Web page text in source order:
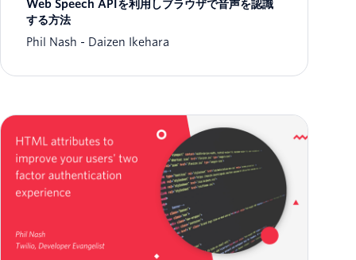
Web Speech APIを利用しブラウザで音声を認識
する方法
Phil Nash
Daizen Ikehara